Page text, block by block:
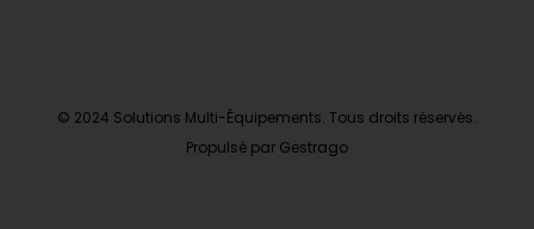
© 2024 Solutions Multi-Équipements. Tous droits réservés.
Propulsé par Gestrago